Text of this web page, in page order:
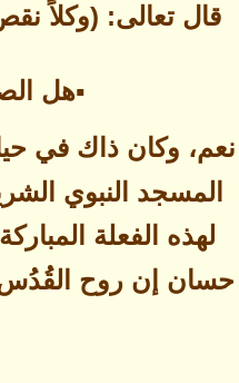
قال تعالى: (وكلاً
▪هل
نعم، وكان ذاك في
المسجد النبوي
لهذه الفعلة
حسان إن روح القُدُس